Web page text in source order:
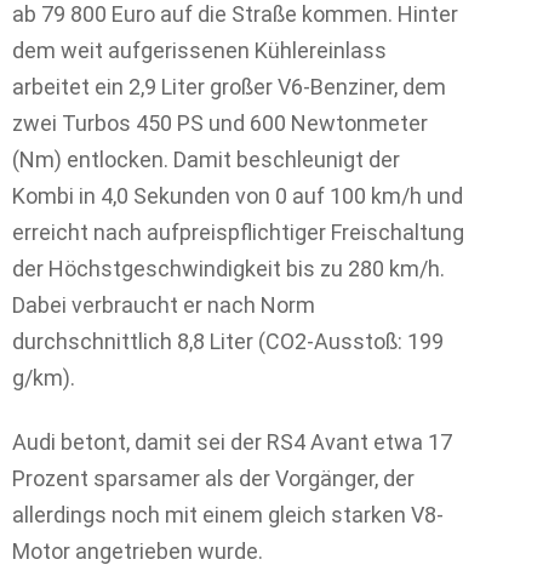
ab 79 800 Euro auf die Straße kommen. Hinter
dem weit aufgerissenen Kühlereinlass
arbeitet ein 2,9 Liter großer V6-Benziner, dem
zwei Turbos 450 PS und 600 Newtonmeter
(Nm) entlocken. Damit beschleunigt der
Kombi in 4,0 Sekunden von 0 auf 100 km/h und
erreicht nach aufpreispflichtiger Freischaltung
der Höchstgeschwindigkeit bis zu 280 km/h.
Dabei verbraucht er nach Norm
durchschnittlich 8,8 Liter (CO2-Ausstoß: 199
g/km).
Audi betont, damit sei der RS4 Avant etwa 17
Prozent sparsamer als der Vorgänger, der
allerdings noch mit einem gleich starken V8-
Motor angetrieben wurde.